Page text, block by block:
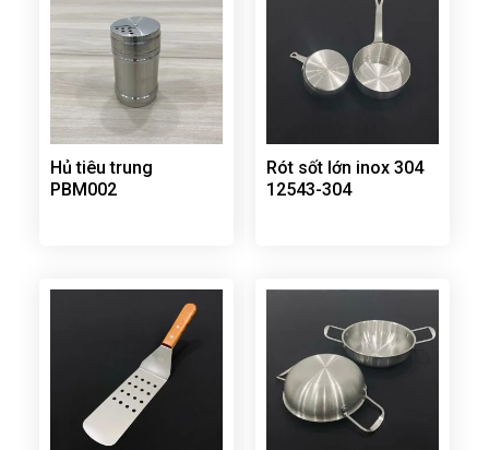
Hủ tiêu trung
PBM002
Rót sốt lớn inox 304
12543-304